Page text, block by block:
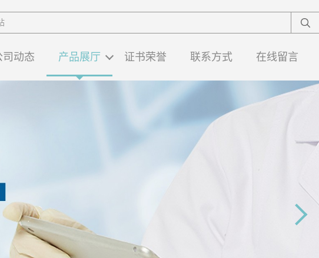
司动态 产品展厅 证书荣誉 联系方式 在线留言